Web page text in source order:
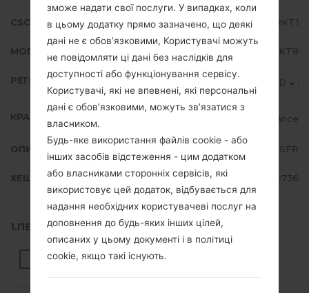
CSC ВЕРСІЯ S5830SFRKT1
MODEM/CP ВЕРСІЯ S5830XWKT8
РЕГІОН SFR
КРАЇНА France
ОПИС SFR
ХЕШ 337943bf894daf96129060ac01d1c736
1.ПЕРЕВІРТИ НАЯВНІСТЬ RECAPTCHA
зможе надати свої послуги. У випадках, коли
в цьому додатку прямо зазначено, що деякі
дані не є обов’язковими, Користувачі можуть
не повідомляти ці дані без наслідків для
доступності або функціонування сервісу.
Користувачі, які не впевнені, які персональні
дані є обов’язковими, можуть зв’язатися з
власником.
Будь-яке використання файлів cookie - або
інших засобів відстеження - цим додатком
або власниками сторонніх сервісів, які
використовує цей додаток, відбувається для
надання необхідних користувачеві послуг на
доповнення до будь-яких інших цілей,
описаних у цьому документі і в політиці
cookie, якщо такі існують.